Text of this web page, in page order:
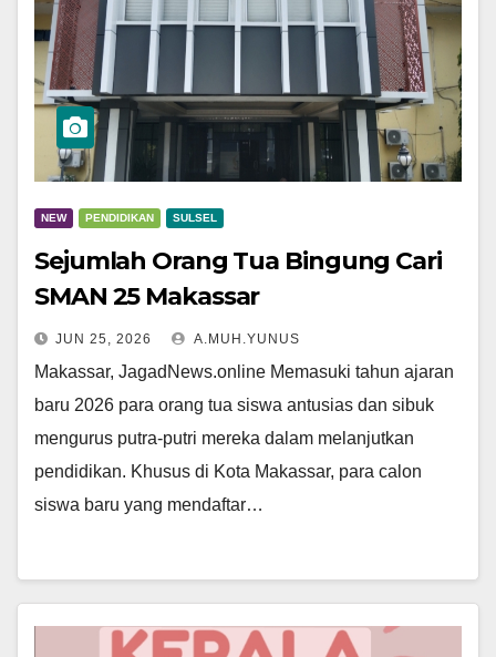
NEW PENDIDIKAN SULSEL
Sejumlah Orang Tua Bingung Cari
SMAN 25 Makassar
JUN 25, 2026 A.MUH.YUNUS
Makassar, JagadNews.online Memasuki tahun ajaran
baru 2026 para orang tua siswa antusias dan sibuk
mengurus putra-putri mereka dalam melanjutkan
pendidikan. Khusus di Kota Makassar, para calon
siswa baru yang mendaftar…